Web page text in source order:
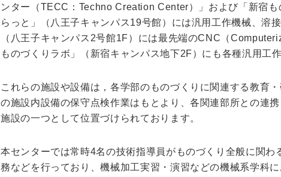
ンター（TECC：Techno Creation Center）」および「新宿
らっと」（八王子キャンパス19号館）には汎用工作機械、溶
（八王子キャンパス2号館1F）には最先端のCNC（
ものづくりラボ」（新宿キャンパス地下2F）にも各種汎用工
これらの施設や設備は，各学部のものづくりに関連する教育
の施設内設備の保守点検作業はもとより、各関連部所との連
施設の一つとして位置づけられております。
本センターでは常時4名の技術指導員がものづくり全般に関
務などを行っており、機械加工実習・演習などの機械系学科